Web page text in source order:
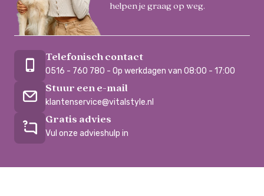
helpen je graag op weg.
Telefonisch contact
0516 - 760 780 - Op werkdagen van 08:00 - 17:00
Stuur een e-mail
klantenservice@vitalstyle.nl
Gratis advies
Vul onze advieshulp in